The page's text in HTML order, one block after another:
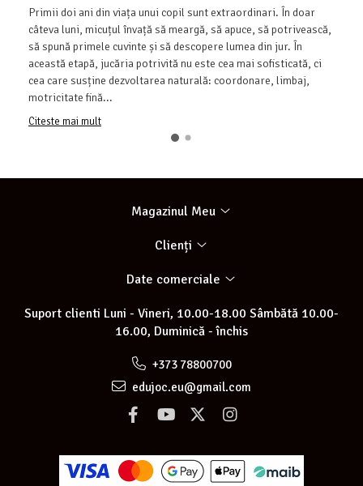
Primii doi ani din viața unui copil sunt extraordinari. În doar
câteva luni, micuțul învață să meargă, să apuce, să potrivească,
să spună primele cuvinte și să descopere lumea din jur. În
această etapă, jucăria potrivită nu este cea mai sofisticată, ci
cea care susține dezvoltarea naturală: coordonare, limbaj,
motricitate fină...
Citeste mai mult
Magazinul Meu
Clienți
Date comerciale
Suport clienti Luni - Vineri, 10.00-18.00 Sâmbătă 10.00-
16.00, Duminică - închis
+373 78800700
edujoc.eu@gmail.com